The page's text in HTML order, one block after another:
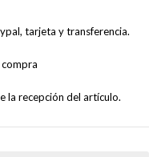
tarjeta y transferencia.
la recepción del artículo.